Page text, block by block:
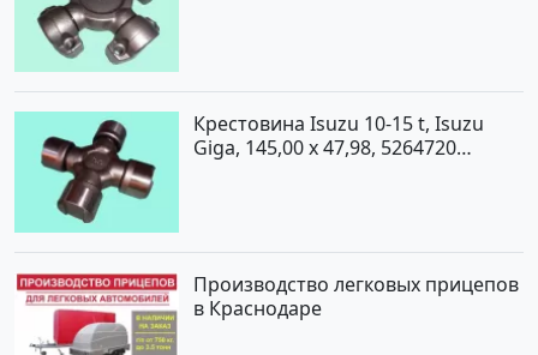
Крестовина Isuzu 10-15 t, Isuzu
Giga, 145,00 x 47,98, 5264720
Производство легковых прицепов
в Краснодаре